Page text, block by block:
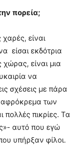
πορεία;
είναι
είσαι εκδότρια
είναι μια
να
σχέσεις με πάρα
αφρόκρεμα των
πικρίες. Τα
αυτό που εγώ
υπήρξαν φίλοι.